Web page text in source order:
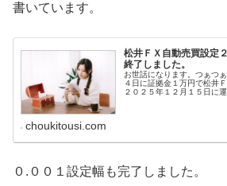
書いています。
松井ＦＸ自動売買設定
終了しました。
お世話になります。つぁつ
４日に証拠金１万円で松井
２０２５年１２月１５日に
choukitousi.com
０.００１設定幅も完了しました。